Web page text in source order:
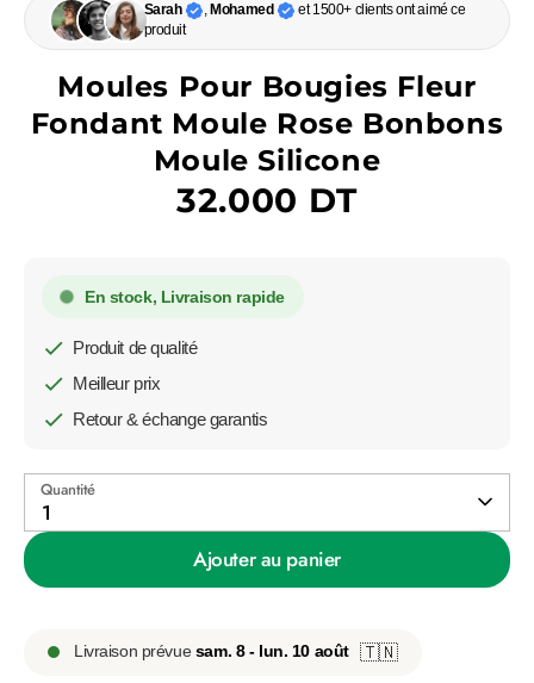
Sarah , Mohamed
et 1500+ clients ont aimé ce
produit
Moules Pour Bougies Fleur
Fondant Moule Rose Bonbons
Moule Silicone
32.000 DT
En stock, Livraison rapide
Produit de qualité
Meilleur prix
Retour & échange garantis
Quantité
1
Ajouter au panier
Livraison prévuesam. 8 - lun. 10 août 🇹🇳